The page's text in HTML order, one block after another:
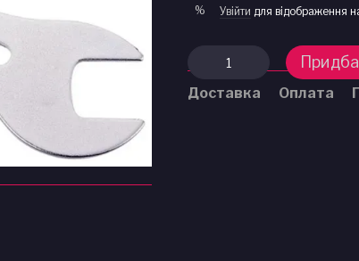
% Увійти для відображення
Доставка Оплата